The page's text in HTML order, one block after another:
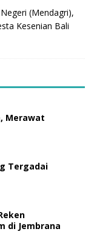
(Mendagri),
Kesenian Bali
Merawat
Tergadai
di Jembrana